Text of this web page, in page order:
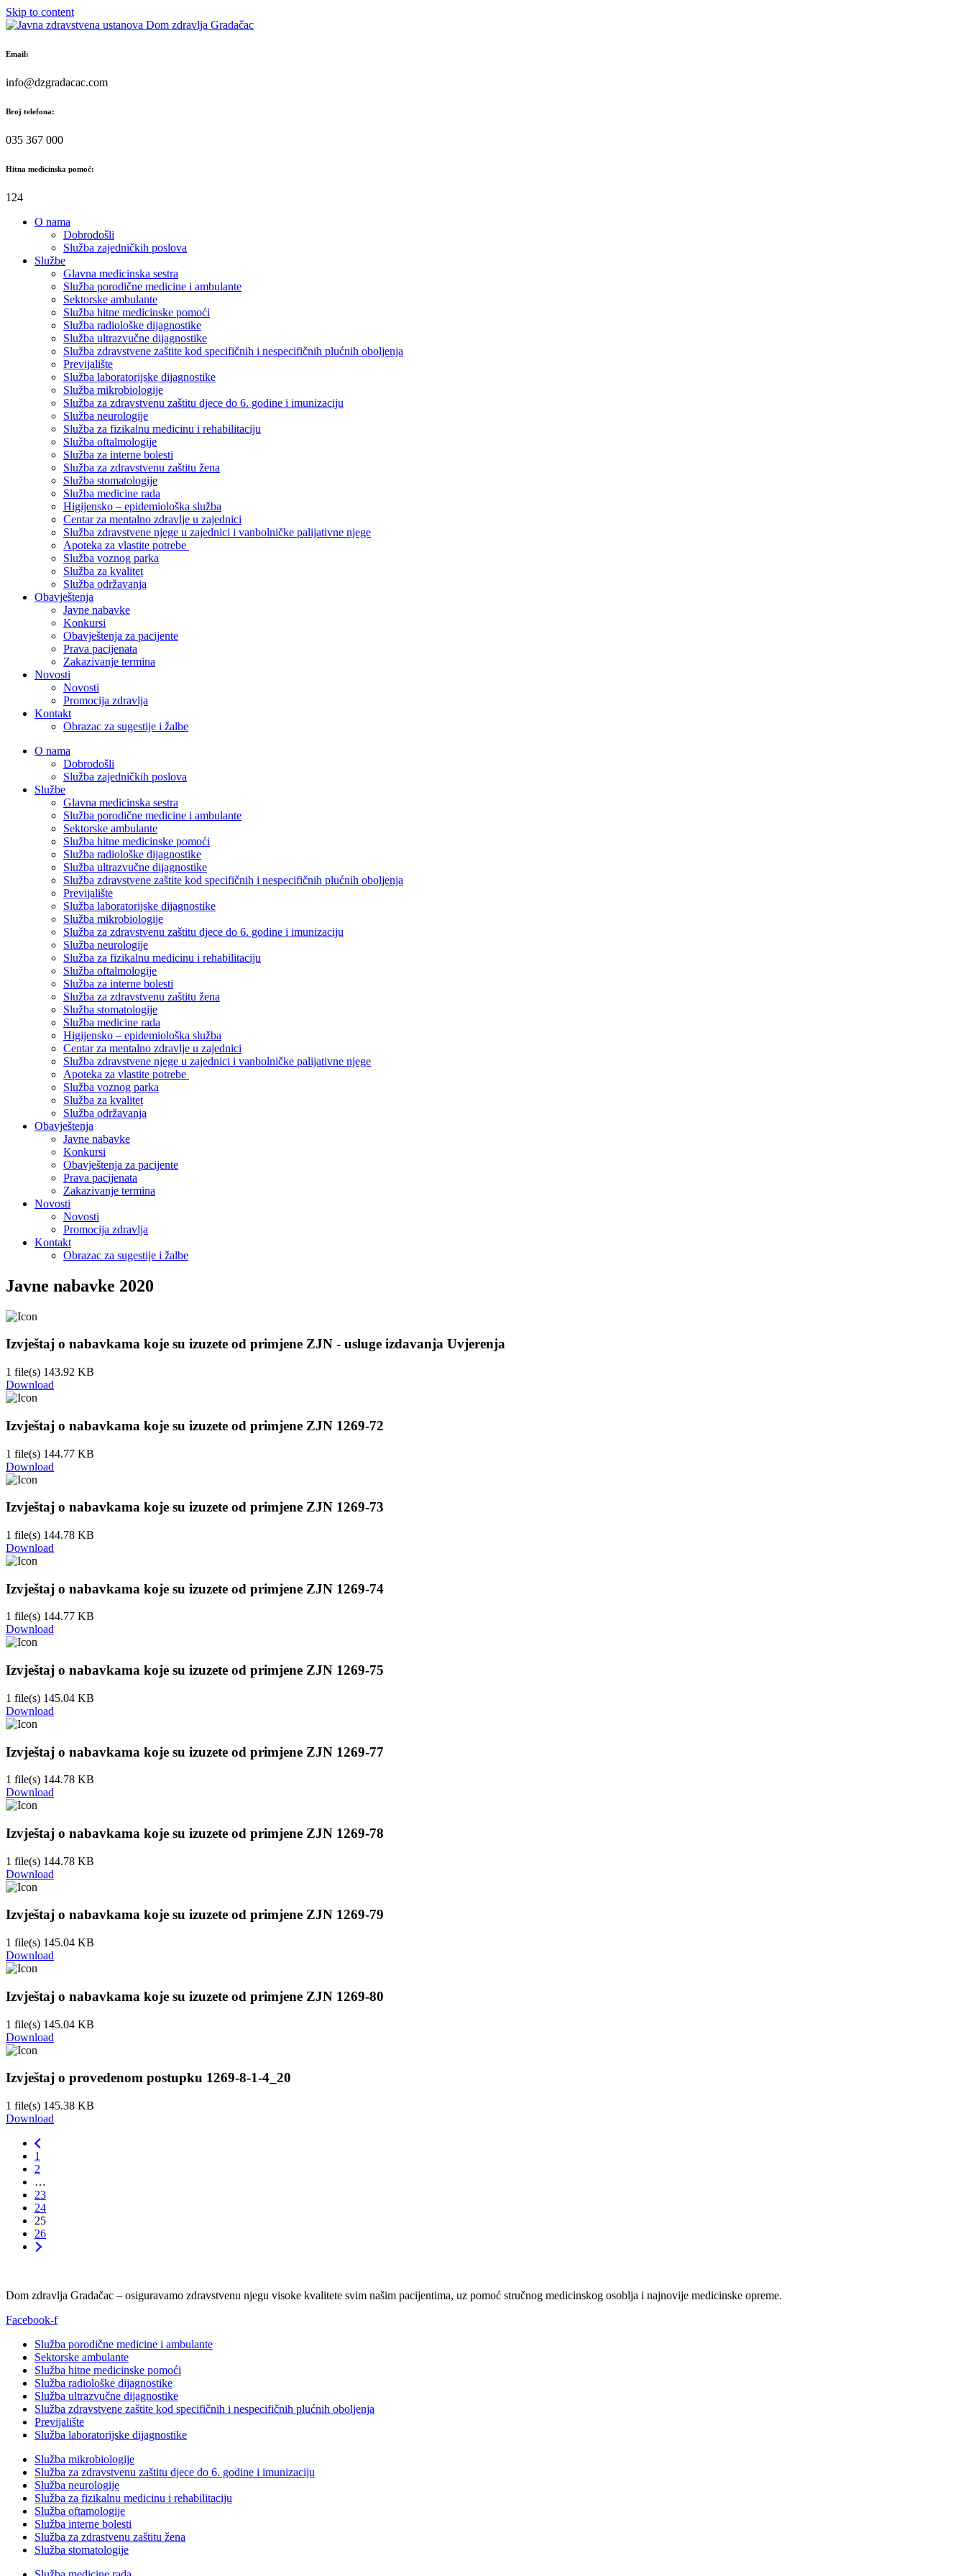
Skip to content
Email:
info@dzgradacac.com
Broj telefona:
035 367 000
Hitna medicinska pomoć:
124
O nama
Dobrodošli
Služba zajedničkih poslova
Službe
Glavna medicinska sestra
Služba porodične medicine i ambulante
Sektorske ambulante
Služba hitne medicinske pomoći
Služba radiološke dijagnostike
Služba ultrazvučne dijagnostike
Služba zdravstvene zaštite kod specifičnih i nespecifičnih plućnih oboljenja
Previjalište
Služba laboratorijske dijagnostike
Služba mikrobiologije
Služba za zdravstvenu zaštitu djece do 6. godine i imunizaciju
Služba neurologije
Služba za fizikalnu medicinu i rehabilitaciju
Služba oftalmologije
Služba za interne bolesti
Služba za zdravstvenu zaštitu žena
Služba stomatologije
Služba medicine rada
Higijensko – epidemiološka služba
Centar za mentalno zdravlje u zajednici
Služba zdravstvene njege u zajednici i vanbolničke palijativne njege
Apoteka za vlastite potrebe
Služba voznog parka
Služba za kvalitet
Služba održavanja
Obavještenja
Javne nabavke
Konkursi
Obavještenja za pacijente
Prava pacijenata
Zakazivanje termina
Novosti
Novosti
Promocija zdravlja
Kontakt
Obrazac za sugestije i žalbe
O nama
Dobrodošli
Služba zajedničkih poslova
Službe
Glavna medicinska sestra
Služba porodične medicine i ambulante
Sektorske ambulante
Služba hitne medicinske pomoći
Služba radiološke dijagnostike
Služba ultrazvučne dijagnostike
Služba zdravstvene zaštite kod specifičnih i nespecifičnih plućnih oboljenja
Previjalište
Služba laboratorijske dijagnostike
Služba mikrobiologije
Služba za zdravstvenu zaštitu djece do 6. godine i imunizaciju
Služba neurologije
Služba za fizikalnu medicinu i rehabilitaciju
Služba oftalmologije
Služba za interne bolesti
Služba za zdravstvenu zaštitu žena
Služba stomatologije
Služba medicine rada
Higijensko – epidemiološka služba
Centar za mentalno zdravlje u zajednici
Služba zdravstvene njege u zajednici i vanbolničke palijativne njege
Apoteka za vlastite potrebe
Služba voznog parka
Služba za kvalitet
Služba održavanja
Obavještenja
Javne nabavke
Konkursi
Obavještenja za pacijente
Prava pacijenata
Zakazivanje termina
Novosti
Novosti
Promocija zdravlja
Kontakt
Obrazac za sugestije i žalbe
Javne nabavke 2020
Izvještaj o nabavkama koje su izuzete od primjene ZJN - usluge izdavanja Uvjerenja
1 file(s) 143.92 KB
Download
Izvještaj o nabavkama koje su izuzete od primjene ZJN 1269-72
1 file(s) 144.77 KB
Download
Izvještaj o nabavkama koje su izuzete od primjene ZJN 1269-73
1 file(s) 144.78 KB
Download
Izvještaj o nabavkama koje su izuzete od primjene ZJN 1269-74
1 file(s) 144.77 KB
Download
Izvještaj o nabavkama koje su izuzete od primjene ZJN 1269-75
1 file(s) 145.04 KB
Download
Izvještaj o nabavkama koje su izuzete od primjene ZJN 1269-77
1 file(s) 144.78 KB
Download
Izvještaj o nabavkama koje su izuzete od primjene ZJN 1269-78
1 file(s) 144.78 KB
Download
Izvještaj o nabavkama koje su izuzete od primjene ZJN 1269-79
1 file(s) 145.04 KB
Download
Izvještaj o nabavkama koje su izuzete od primjene ZJN 1269-80
1 file(s) 145.04 KB
Download
Izvještaj o provedenom postupku 1269-8-1-4_20
1 file(s) 145.38 KB
Download
1
2
…
23
24
25
26
Dom zdravlja Gradačac – osiguravamo zdravstvenu njegu visoke kvalitete svim našim pacijentima, uz pomoć stručnog medicinskog osoblja i najnovije medicinske opreme.
Facebook-f
Služba porodične medicine i ambulante
Sektorske ambulante
Služba hitne medicinske pomoći
Služba radiološke dijagnostike
Služba ultrazvučne dijagnostike
Služba zdravstvene zaštite kod specifičnih i nespecifičnih plućnih oboljenja
Previjalište
Služba laboratorijske dijagnostike
Služba mikrobiologije
Služba za zdravstvenu zaštitu djece do 6. godine i imunizaciju
Služba neurologije
Služba za fizikalnu medicinu i rehabilitaciju
Služba oftamologije
Služba interne bolesti
Služba za zdrastvenu zaštitu žena
Služba stomatologije